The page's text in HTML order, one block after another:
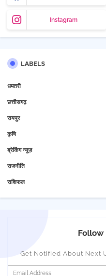
Instagram
LABELS
धमतरी
छत्तीसगढ़
रायपुर
कृषि
ब्रेकिंग न्यूज़
राजनीति
राशिफल
Follow
Get Notified About Next